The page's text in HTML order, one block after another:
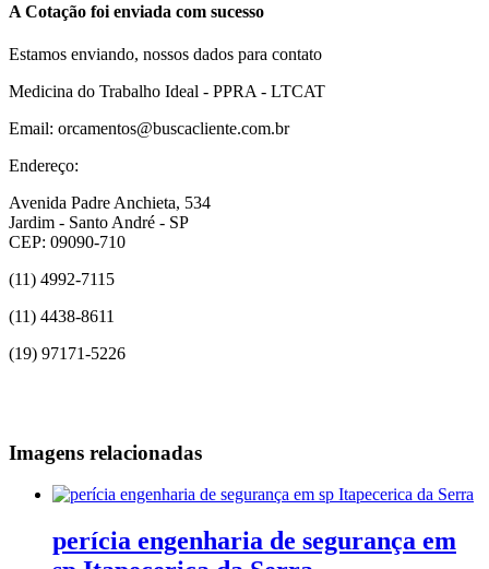
A Cotação foi enviada com sucesso
Estamos enviando, nossos dados para contato
Medicina do Trabalho Ideal - PPRA - LTCAT
Email: orcamentos@buscacliente.com.br
Endereço:
Avenida Padre Anchieta, 534
Jardim - Santo André - SP
CEP: 09090-710
(11) 4992-7115
(11) 4438-8611
(19) 97171-5226
Imagens relacionadas
perícia engenharia de segurança em